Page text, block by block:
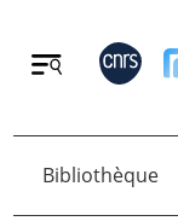
Retour
Retour
Bibliothèque